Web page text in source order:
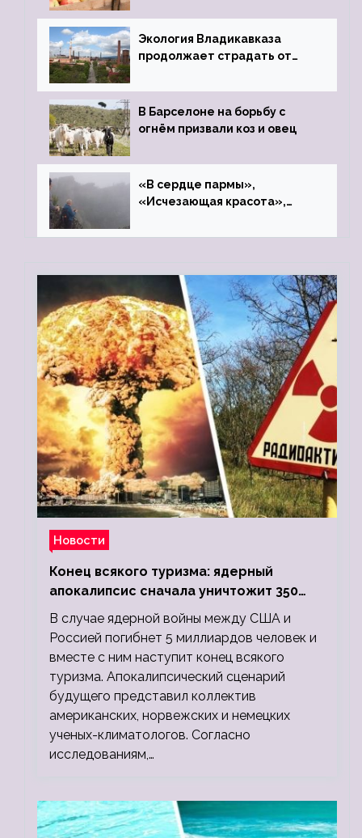
Экология Владикавказа
продолжает страдать от
В Барселоне на борьбу с
огнём призвали коз и овец
«В сердце пармы»,
«Исчезающая красота»,
Новости
Конец всякого туризма: ядерный
апокалипсис сначала уничтожит 350
миллионов, а потом 5 миллиардов
людей
В случае ядерной войны между США и
Россией погибнет 5 миллиардов человек и
вместе с ним наступит конец всякого
туризма. Апокалипсический сценарий
будущего представил коллектив
американских, норвежских и немецких
ученых-климатологов. Согласно
исследованиям,…